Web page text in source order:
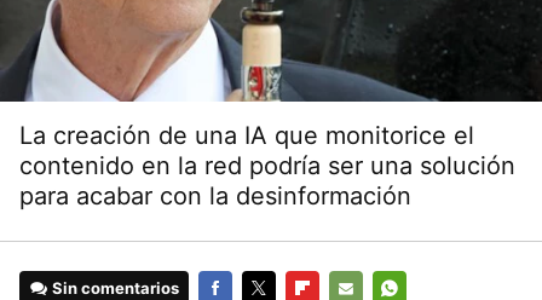
La creación de una IA que monitorice el
contenido en la red podría ser una solución
para acabar con la desinformación
Sin comentarios